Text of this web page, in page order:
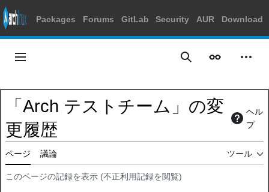
Packages Forums GitLab Security AUR Download
キ
ッ
プ
メインメニュー 検索 表示 個人
「Arch テストチーム」の変
更履歴
ヘル
プ
ページ 議論 ツール
このページの記録を表示 (不正利用記録を閲覧)